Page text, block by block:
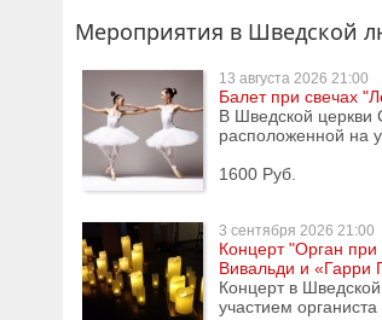
Мероприятия в Шведской
13 августа 2026 21:00
Балет при свечах
В Шведской церкви
расположенной на
1600 Руб.
3 сентября 2026 21:00
Концерт "Орган
Вивальди и «Гарри
Концерт в
участием